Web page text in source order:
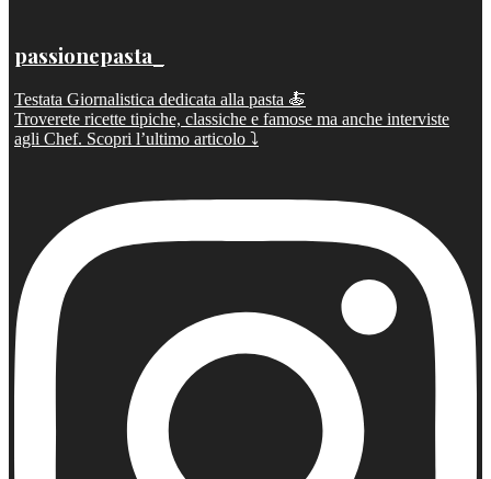
passionepasta_
Testata Giornalistica dedicata alla pasta 🍝
Troverete ricette tipiche, classiche e famose ma anche interviste
agli Chef. Scopri l’ultimo articolo ⤵️